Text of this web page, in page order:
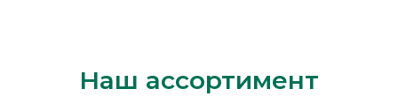
Наш ассортимент